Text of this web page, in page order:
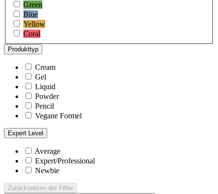
Green
Blue
Yellow
Coral
Produkttyp
Cream
Gel
Liquid
Powder
Pencil
Vegane Formel
Expert Level
Average
Expert/Professional
Newbie
Zurücksetzen der Filter